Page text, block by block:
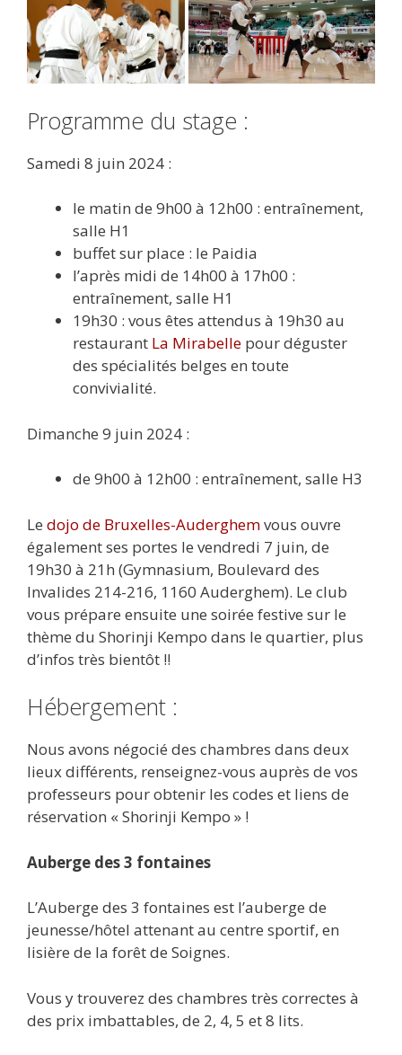
Programme du stage :
Samedi 8 juin 2024 :
le matin de 9h00 à 12h00 : entraînement,
salle H1
buffet sur place : le Paidia
l’après midi de 14h00 à 17h00 :
entraînement, salle H1
19h30 : vous êtes attendus à 19h30 au
restaurant La Mirabelle pour déguster
des spécialités belges en toute
convivialité.
Dimanche 9 juin 2024 :
de 9h00 à 12h00 : entraînement, salle H3
Le dojo de Bruxelles-Auderghemvous ouvre
également ses portes le vendredi 7 juin, de
19h30 à 21h (Gymnasium, Boulevard des
Invalides 214-216, 1160 Auderghem). Le club
vous prépare ensuite une soirée festive sur le
thème du Shorinji Kempo dans le quartier, plus
d’infos très bientôt !!
Hébergement :
Nous avons négocié des chambres dans deux
lieux différents, renseignez-vous auprès de vos
professeurs pour obtenir les codes et liens de
réservation « Shorinji Kempo » !
Auberge des 3 fontaines
L’Auberge des 3 fontaines est l’auberge de
jeunesse/hôtel attenant au centre sportif, en
lisière de la forêt de Soignes.
Vous y trouverez des chambres très correctes à
des prix imbattables, de 2, 4, 5 et 8 lits.